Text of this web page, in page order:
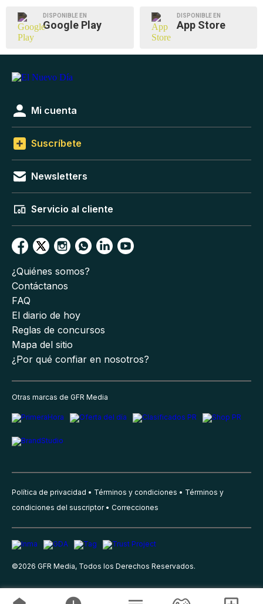
DISPONIBLE EN
Google Play
DISPONIBLE EN
App Store
Mi cuenta
Suscríbete
Newsletters
Servicio al cliente
¿Quiénes somos?
Contáctanos
FAQ
El diario de hoy
Reglas de concursos
Mapa del sitio
¿Por qué confiar en nosotros?
Otras marcas de GFR Media
Política de privacidad Términos y condiciones
Términos y
condiciones del suscriptor
Correcciones
©2026 GFR Media, Todos los Derechos Reservados.